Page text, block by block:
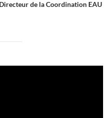
de la Coordination EAU